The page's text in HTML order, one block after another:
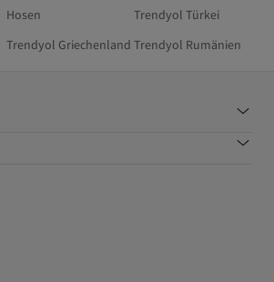
Hosen
Trendyol Türkei
Trendyol Griechenland Trendyol Rumänien